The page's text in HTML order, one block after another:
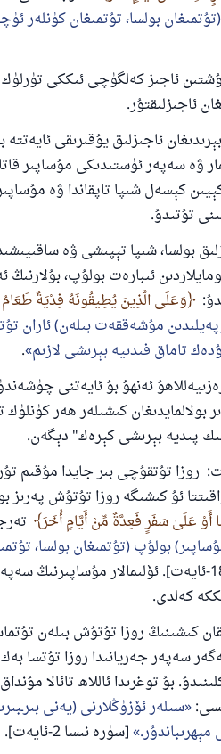
بولسا، تۇتمىغان كۈنلەر
ئاجىز كەلگۈچى ئىككى تۈرلۈك
ئاجىزلىقتۇر.
ئاجىزلىق يۇقىرىقى
ۋە سەپەر ئۈستىدىكى مۇساپىر
كېسەل شىپا تاپقاندا ۋە
تۇتىدۇ.
بولسا، شىپا تېپىشى ۋە
ئىبارەت بولۇپ، بۇلارنىڭ
وَعَلَى الَّذِينَ يُطِيقُونَهُ فِدْيَةٌ
مۇشەققەت بىلەن) ئاران
تاماق فىدىيە بېرىشى لازىم .
ئەنھۇ بۇ ئايەتنى
بولالمايدىغان كىشىلەر ھەر
پىديە بېرىشى كېرەك" دېگەن.
تۇتقۇچى بىر جايدا مۇقىم
ئۇ كىشىگە روزا تۇتۇش پەرىز
عَلَىٰ سَفَرٍ فَعِدَّةٌ مِّنْ أَيَّامٍ أُخَرَ
بولۇپ (تۇتمىغان بولسا،
[سۈرە بەقەرە 185-ئايەت]. ئۆلىمالار
كەلدى.
كىشىنىڭ روزا تۇتۇش بىلەن
سەپەر جەريانىدا روزا تۇتسا
بۇ توغرىدا ئاللاھ تائالا
سىلەر ئۆزۈڭلارنى (يەنى
[سۈرە نىسا 2-ئايەت].